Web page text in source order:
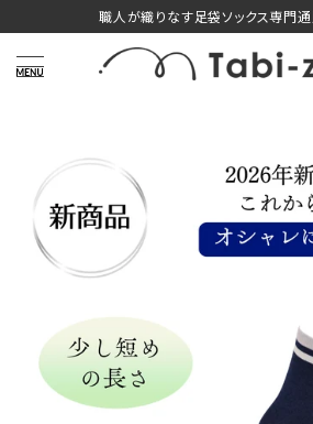
ン
職人が織りなす足袋ソックス専門